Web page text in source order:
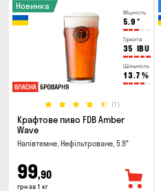
Міцність
5.9 °
Гіркота
35 IBU
Щільність
13.7 %
(1)
Новинка
Крафтове пиво FDB Amber
Wave
Напівтемне, Нефільтроване, 5.9°
99,90
грн за 1 кг